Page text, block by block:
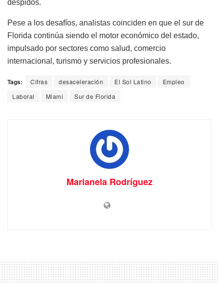
despidos.
Pese a los desafíos, analistas coinciden en que el sur de
Florida continúa siendo el motor económico del estado,
impulsado por sectores como salud, comercio
internacional, turismo y servicios profesionales.
Tags: Cifras desaceleración El Sol Latino
Empleo
Laboral
Miami Sur de Florida
Marianela Rodríguez